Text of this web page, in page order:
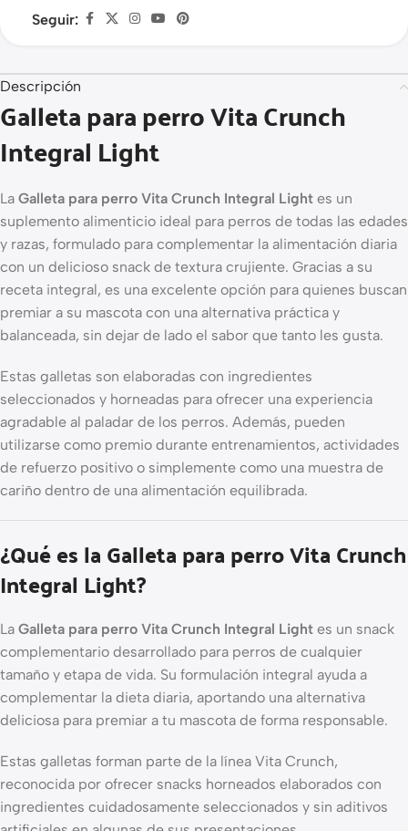
Seguir:
Descripción
Galleta para perro Vita Crunch
Integral Light
La Galleta para perro Vita Crunch Integral Light es un
suplemento alimenticio ideal para perros de todas las edades
y razas, formulado para complementar la alimentación diaria
con un delicioso snack de textura crujiente. Gracias a su
receta integral, es una excelente opción para quienes buscan
premiar a su mascota con una alternativa práctica y
balanceada, sin dejar de lado el sabor que tanto les gusta.
Estas galletas son elaboradas con ingredientes
seleccionados y horneadas para ofrecer una experiencia
agradable al paladar de los perros. Además, pueden
utilizarse como premio durante entrenamientos, actividades
de refuerzo positivo o simplemente como una muestra de
cariño dentro de una alimentación equilibrada.
¿Qué es la Galleta para perro Vita Crunch
Integral Light?
La Galleta para perro Vita Crunch Integral Light es un snack
complementario desarrollado para perros de cualquier
tamaño y etapa de vida. Su formulación integral ayuda a
complementar la dieta diaria, aportando una alternativa
deliciosa para premiar a tu mascota de forma responsable.
Estas galletas forman parte de la línea Vita Crunch,
reconocida por ofrecer snacks horneados elaborados con
ingredientes cuidadosamente seleccionados y sin aditivos